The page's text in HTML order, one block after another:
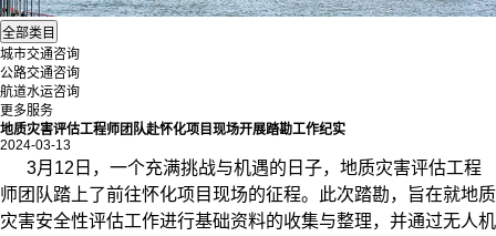
城市交通咨询
公路交通咨询
航道水运咨询
更多服务
地质灾害评估工程师团队赴怀化项目现场开展踏勘工作纪实
2024-03-13
3月12日，一个充满挑战与机遇的日子， 地质灾害评估工程
师团队踏上了前往怀化项目现场的征程。此次踏勘，旨在就地质
灾害安全性评估工作进行基础资料的收集与整理，并通过无人机